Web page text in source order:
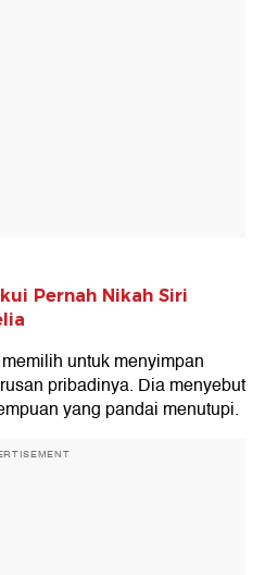
Pernah Nikah Siri
untuk menyimpan
pribadinya. Dia menyebut
yang pandai menutupi.